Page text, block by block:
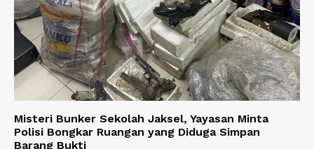
Misteri Bunker Sekolah Jaksel, Yayasan Minta
Polisi Bongkar Ruangan yang Diduga Simpan
Barang Bukti